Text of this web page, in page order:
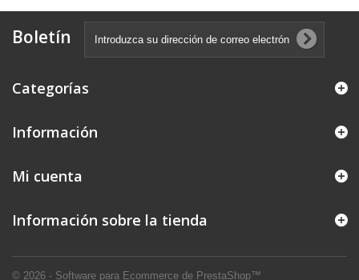
Boletín
Categorías
Información
© 2026 - Software para Ecommerce de PrestaShop™
Mi cuenta
Información sobre la tienda